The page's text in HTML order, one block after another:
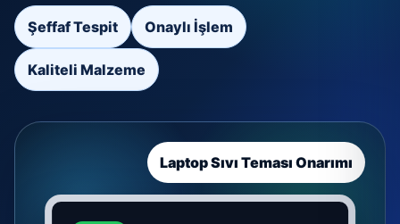
Şeffaf Tespit Onaylı İşlem
Kaliteli Malzeme
Laptop Sıvı Teması Onarımı